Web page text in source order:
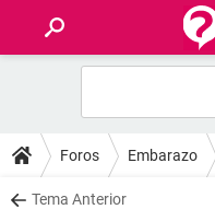
FOROS
SALUD
Foros Embarazo
Tema Anterior